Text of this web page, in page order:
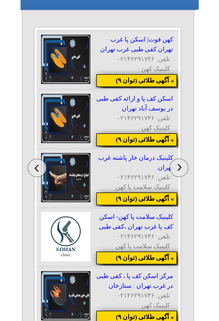
کهن فوت| اسکن پا غرب
تهران کفی طبی غرب تهران
کلینیک کهن
تلفن: ۰۲۱۴۶۲۹۱۷۴۶
» آگهی طلائی (توان ۹)
اسکن کف پا و ارائه کفی طبی
در یوسف آباد تهران
کلینیک کهن
تلفن: ۰۲۱۴۶۲۹۱۷۴۶
» آگهی طلائی (توان ۹)
کلینیک درمان خار پاشنه غرب
تهران
کلینیک سلامت پا کهن
تلفن: ۰۲۱۴۶۲۹۱۷۴۶
» آگهی طلائی (توان ۹)
کلینیک سلامت پا کهن- اسکن
کف پا غرب تهران ،کفی طبی
کلینیک سلامت پا کهن
تلفن: ۰۲۱۴۶۲۹۱۷۴۶
» آگهی طلائی (توان ۹)
مرکز اسکن کف پا ، کفی طبی
در غرب تهران : ستارخان
کلینیک کهن
تلفن: ۰۲۱۴۶۲۹۱۷۴۶
» آگهی طلائی (توان ۹)